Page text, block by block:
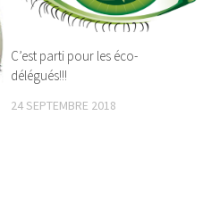
C’est parti pour les éco-
délégués!!!
24 SEPTEMBRE 2018